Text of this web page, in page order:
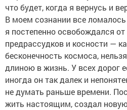
что будет, когда я вернусь и
В моем сознании все
я постепенно освобождался
предрассудков и косности —
бесконечность космоса,
длиною в жизнь. У всех дорог
иногда он так далек и
не думать раньше времени.
жить настоящим, создал